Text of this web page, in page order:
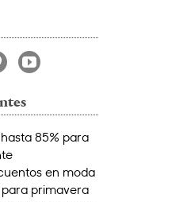
85% para
en moda
para primavera